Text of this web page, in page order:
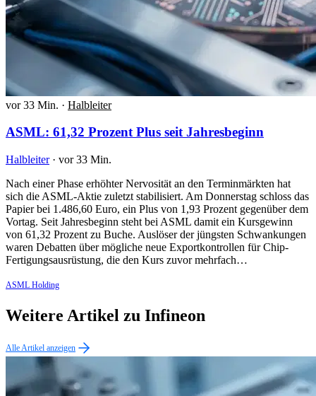
vor 33 Min. · Halbleiter
ASML: 61,32 Prozent Plus seit Jahresbeginn
Halbleiter · vor 33 Min.
Nach einer Phase erhöhter Nervosität an den Terminmärkten hat
sich die ASML-Aktie zuletzt stabilisiert. Am Donnerstag schloss das
Papier bei 1.486,60 Euro, ein Plus von 1,93 Prozent gegenüber dem
Vortag. Seit Jahresbeginn steht bei ASML damit ein Kursgewinn
von 61,32 Prozent zu Buche. Auslöser der jüngsten Schwankungen
waren Debatten über mögliche neue Exportkontrollen für Chip-
Fertigungsausrüstung, die den Kurs zuvor mehrfach…
ASML Holding
Weitere Artikel zu Infineon
Alle Artikel anzeigen